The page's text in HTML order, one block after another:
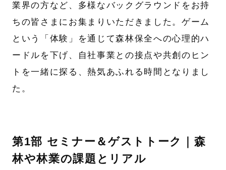
業界の方など、多様なバックグラウンドをお持
ちの皆さまにお集まりいただきました。ゲーム
という「体験」を通じて森林保全への心理的ハ
ードルを下げ、自社事業との接点や共創のヒン
トを一緒に探る、熱気あふれる時間となりまし
た。
第1部 セミナー＆ゲストトーク｜森
林や林業の課題とリアル